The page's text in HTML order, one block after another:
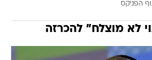
הפניקס
לא מוצלח" להכרזה